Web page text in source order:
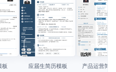
板
查看模板
应届生简历模板
查看模板
产品运营简